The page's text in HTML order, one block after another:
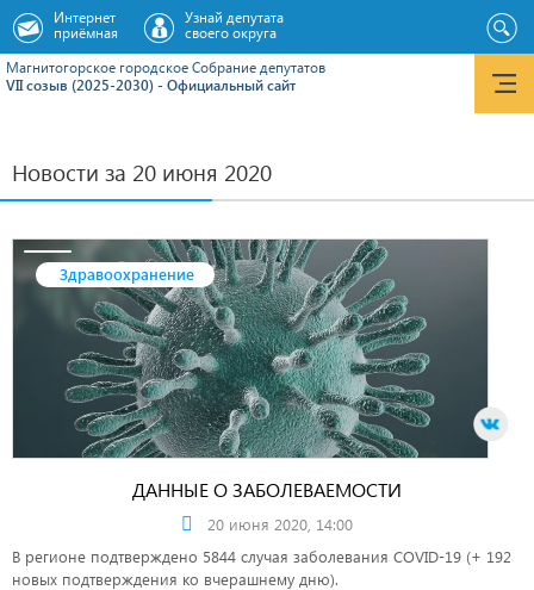
Магнитогорское городское Cобрание депутатов
VII созыв (2025-2030) - Официальный сайт
Интернет
приёмная
Узнай депутата
своего округа
Новости за 20 июня 2020
Здравоохранение
ДАННЫЕ О ЗАБОЛЕВАЕМОСТИ
20 июня 2020, 14:00
В регионе подтверждено 5844 случая заболевания COVID-19 (+ 192
новых подтверждения ко вчерашнему дню).